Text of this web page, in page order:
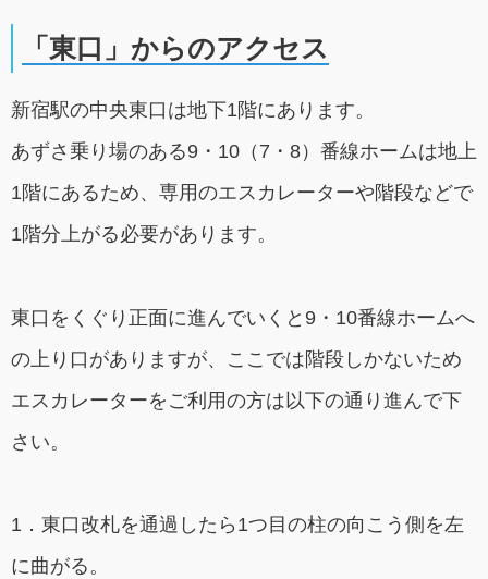
「東口」からのアクセス
新宿駅の中央東口は地下1階にあります。
あずさ乗り場のある9・10（7・8）番線ホームは地上
1階にあるため、専用のエスカレーターや階段などで
1階分上がる必要があります。
東口をくぐり正面に進んでいくと9・10番線ホームへ
の上り口がありますが、ここでは階段しかないため
エスカレーターをご利用の方は以下の通り進んで下
さい。
1．東口改札を通過したら1つ目の柱の向こう側を左
に曲がる。